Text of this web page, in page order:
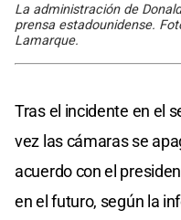
La administración de
prensa estadounidense.
Lamarque.
Tras el incidente en el
vez las cámaras se
acuerdo con el
en el futuro, según la